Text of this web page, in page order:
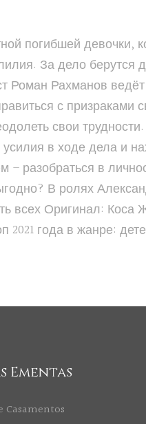
погибшей девочки,
За дело берутся
Роман Рахманов
с призраками
свои
в ходе дела и
разобраться в
В ролях
всех Оригинал: Коса
года в жанре:
Ementas
Casamentos